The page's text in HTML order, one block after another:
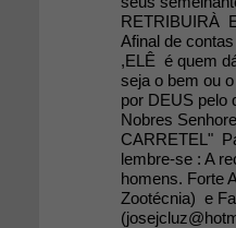
RETRIBUIRÀ
Afinal de
,ELÊ é quem
seja o bem ou
por DEUS pelo
Nobres
CARRETEL"
lembre-se : A
homens. Forte
Zootécnia) e